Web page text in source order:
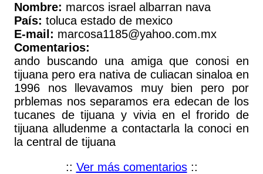
Nombre: marcos israel albarran nava
País: toluca estado de mexico
E-mail: marcosa1185@yahoo.com.mx
Comentarios:
ando buscando una amiga que conosi en
tijuana pero era nativa de culiacan sinaloa en
1996 nos llevavamos muy bien pero por
prblemas nos separamos era edecan de los
tucanes de tijuana y vivia en el frorido de
tijuana alludenme a contactarla la conoci en
la central de tijuana
:: Ver más comentarios::